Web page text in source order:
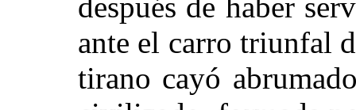
ante el carro triunfal
tirano cayó